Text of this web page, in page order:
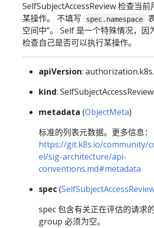
SelfSubjectAccessReview 检查当
某操作。 不填写
spec.namespace
空间中”。 Self 是一个特殊情况，因
检查自己是否可以执行某操作。
apiVersion:
kind: SelfSubjectAccessReview
metadata (ObjectMeta)
标准的列表元数据。更多信息：
https://git.k8s.io/community/
el/sig-architecture/api-
conventions.md#metadata
spec(
spec 包含有关正在评估的请求
group 必须为空。